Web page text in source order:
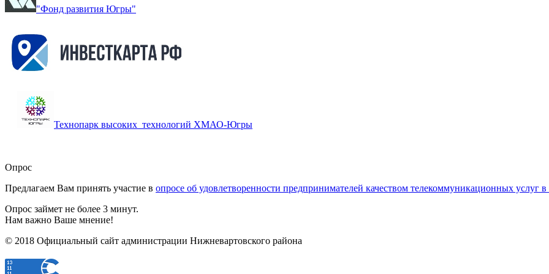
"Фонд развития Югры"
Технопарк высоких технологий ХМАО-Югры
Опрос
Предлагаем Вам принять участие в опросе об удовлетворенности предпринимателей качеством телекоммуникационных
Опрос займет не более 3 минут.
Нам важно Ваше мнение!
© 2018 Официальный сайт администрации Нижневартовского района